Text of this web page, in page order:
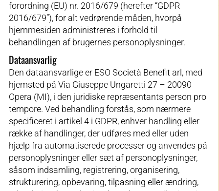
forordning (EU) nr. 2016/679 (herefter “GDPR
2016/679”), for alt vedrørende måden, hvorpå
hjemmesiden administreres i forhold til
behandlingen af brugernes personoplysninger.
Dataansvarlig
Den dataansvarlige er ESO Società Benefit arl, med
hjemsted på Via Giuseppe Ungaretti 27 – 20090
Opera (MI), i den juridiske repræsentants person pro
tempore. Ved behandling forstås, som nærmere
specificeret i artikel 4 i GDPR, enhver handling eller
række af handlinger, der udføres med eller uden
hjælp fra automatiserede processer og anvendes på
personoplysninger eller sæt af personoplysninger,
såsom indsamling, registrering, organisering,
strukturering, opbevaring, tilpasning eller ændring,